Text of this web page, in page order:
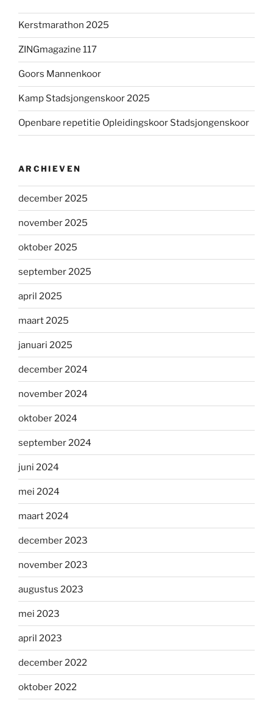
Kerstmarathon 2025
ZINGmagazine 117
Goors Mannenkoor
Kamp Stadsjongenskoor 2025
Openbare repetitie Opleidingskoor Stadsjongenskoor
ARCHIEVEN
december 2025
november 2025
oktober 2025
september 2025
april 2025
maart 2025
januari 2025
december 2024
november 2024
oktober 2024
september 2024
juni 2024
mei 2024
maart 2024
december 2023
november 2023
augustus 2023
mei 2023
april 2023
december 2022
oktober 2022